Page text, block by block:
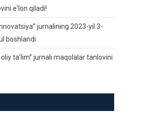
eʼlon qiladi!
jurnalining 2023-yil 3-
boshlandi
taʼlim” jurnali maqolalar tanlovini